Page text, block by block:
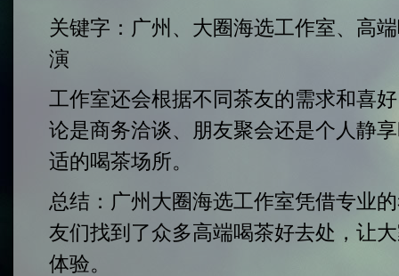
关键字：广州、大圈海选工作室、高
演
工作室还会根据不同茶友的需求和喜
论是商务洽谈、朋友聚会还是个人静
适的喝茶场所。
总结：广州大圈海选工作室凭借专业
友们找到了众多高端喝茶好去处，让
体验。